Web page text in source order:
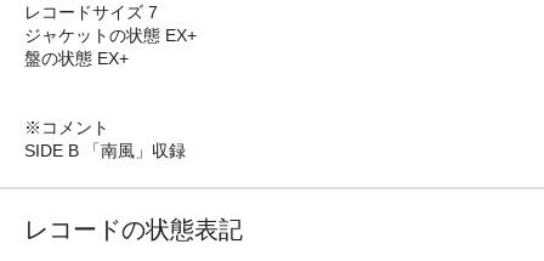
レコードサイズ 7
ジャケットの状態 EX+
盤の状態 EX+
※コメント
SIDE B 「南風」収録
レコードの状態表記